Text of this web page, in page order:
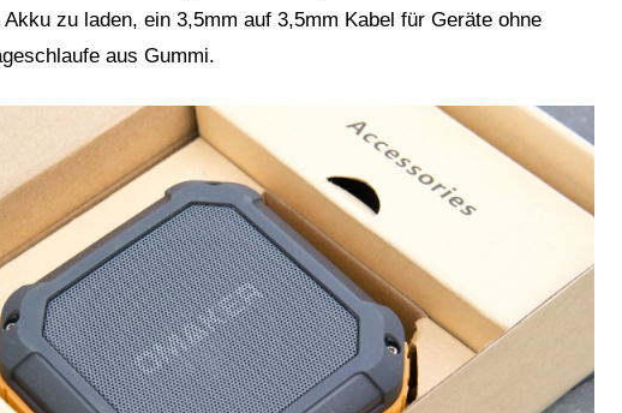
Akku zu laden, ein 3,5mm auf 3,5mm Kabel für Geräte ohne
aus Gummi.